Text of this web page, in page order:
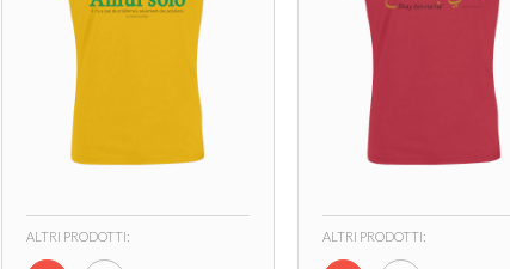
ALTRI PRODOTTI: ALTRI PRODOTTI: